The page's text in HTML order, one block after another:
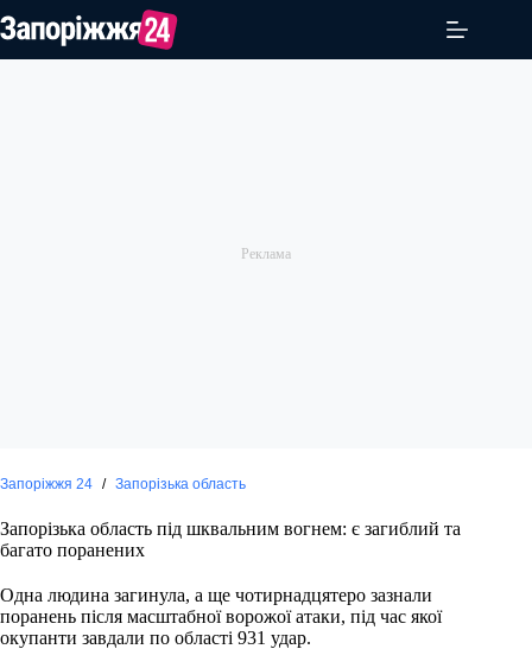
до
Запоріжжя 24 / Запорізька область
Запорізька область під шквальним вогнем: є загиблий та
багато поранених
Одна людина загинула, а ще чотирнадцятеро зазнали
поранень після масштабної ворожої атаки, під час якої
окупанти завдали по області 931 удар.